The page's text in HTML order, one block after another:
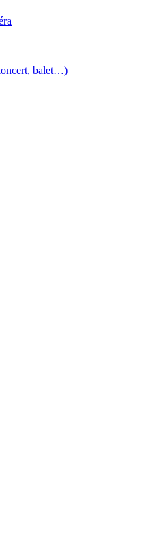
balet…)